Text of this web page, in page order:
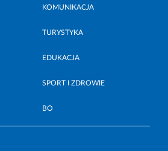
KOMUNIKACJA
TURYSTYKA
EDUKACJA
SPORT I ZDROWIE
BO